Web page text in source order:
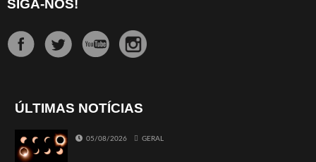
SIGA-NOS!
ÚLTIMAS NOTÍCIAS
05/08/2026 GERAL